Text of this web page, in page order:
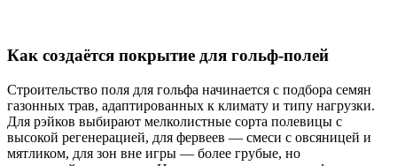
Как создаётся покрытие для гольф-полей
Строительство поля для гольфа начинается с подбора семян
газонных трав, адаптированных к климату и типу нагрузки.
Для рэйков выбирают мелколистные сорта полевицы с
высокой регенерацией, для фервеев — смеси с овсяницей и
мятликом, для зон вне игры — более грубые, но